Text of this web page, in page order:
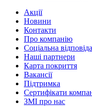
Акції
Новини
Контакти
Про компанію
Соціальна
Наші партнери
Карта покриття
Вакансії
Підтримка
Сертифікати
ЗМІ про нас